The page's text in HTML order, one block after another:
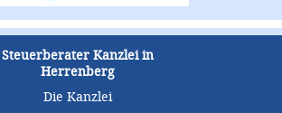
Steuerberater Kanzlei in
Herrenberg
Die Kanzlei